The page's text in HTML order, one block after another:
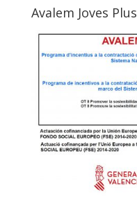
Avalem Joves Plus